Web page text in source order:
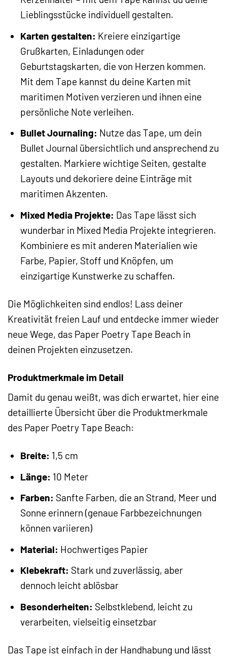
Lieblingsstücke individuell gestalten.
Karten gestalten: Kreiere einzigartige
Grußkarten, Einladungen oder
Geburtstagskarten, die von Herzen kommen.
Mit dem Tape kannst du deine Karten mit
maritimen Motiven verzieren und ihnen eine
persönliche Note verleihen.
Bullet Journaling: Nutze das Tape, um dein
Bullet Journal übersichtlich und ansprechend zu
gestalten. Markiere wichtige Seiten, gestalte
Layouts und dekoriere deine Einträge mit
maritimen Akzenten.
Mixed Media Projekte: Das Tape lässt sich
wunderbar in Mixed Media Projekte integrieren.
Kombiniere es mit anderen Materialien wie
Farbe, Papier, Stoff und Knöpfen, um
einzigartige Kunstwerke zu schaffen.
Die Möglichkeiten sind endlos! Lass deiner
Kreativität freien Lauf und entdecke immer wieder
neue Wege, das Paper Poetry Tape Beach in
deinen Projekten einzusetzen.
Produktmerkmale im Detail
Damit du genau weißt, was dich erwartet, hier eine
detaillierte Übersicht über die Produktmerkmale
des Paper Poetry Tape Beach:
Breite: 1,5 cm
Länge: 10 Meter
Farben: Sanfte Farben, die an Strand, Meer und
Sonne erinnern (genaue Farbbezeichnungen
können variieren)
Material: Hochwertiges Papier
Klebekraft: Stark und zuverlässig, aber
dennoch leicht ablösbar
Besonderheiten: Selbstklebend, leicht zu
verarbeiten, vielseitig einsetzbar
Das Tape ist einfach in der Handhabung und lässt